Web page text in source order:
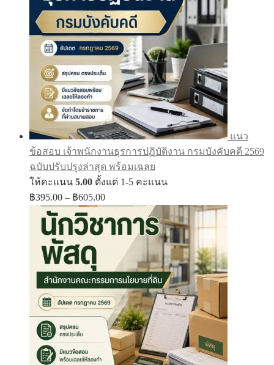
แนว
ข้อสอบ เจ้าพนักงานธุรการปฏิบัติงาน กรมบังคับคดี 2569
ฉบับปรับปรุงล่าสุด พร้อมเฉลย
ให้คะแนน 5.00 ตั้งแต่ 1-5 คะแนน
฿395.00 – ฿605.00Price
range:
฿395.00
฿605.00